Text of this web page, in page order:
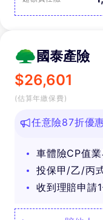
國泰產險
$26,601
(估算年繳保費)
任意險87折優
車體險CP值
投保甲/乙/丙
收到理賠申請